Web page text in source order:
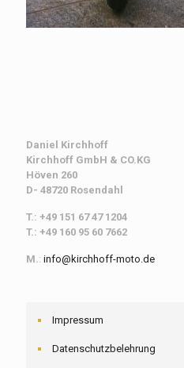
Daniel Kirchhoff
Kirchhoff GmbH & CO.KG
Höven 260
D- 48720 Rosendahl
T.: +49 151 67 47 1204
T.: +49 160 95 60 7662
M.: info@kirchhoff-moto.de
Impressum
Datenschutzbelehrung